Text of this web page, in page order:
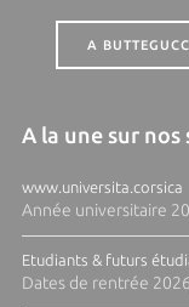
A
A la une sur nos
www.universita.corsica
Année universitaire
Etudiants & futurs
Dates de rentrée